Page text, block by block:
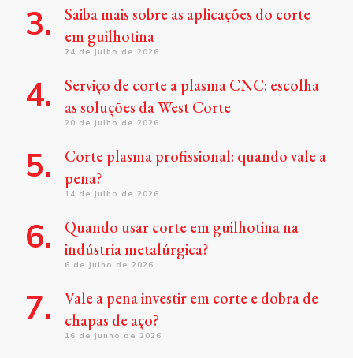
Saiba mais sobre as aplicações do corte
em guilhotina
24 de julho de 2026
Serviço de corte a plasma CNC: escolha
as soluções da West Corte
20 de julho de 2026
Corte plasma profissional: quando vale a
pena?
14 de julho de 2026
Quando usar corte em guilhotina na
indústria metalúrgica?
6 de julho de 2026
Vale a pena investir em corte e dobra de
chapas de aço?
16 de junho de 2026